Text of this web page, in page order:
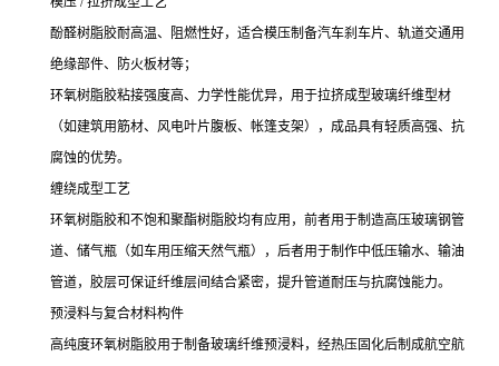
酚醛树脂胶耐高温、阻燃性好，适合模压制备汽车刹车片、轨道交通用
绝缘部件、防火板材等；
环氧树脂胶粘接强度高、力学性能优异，用于拉挤成型玻璃纤维型材
（如建筑用筋材、风电叶片腹板、帐篷支架），成品具有轻质高强、抗
腐蚀的优势。
缠绕成型工艺
环氧树脂胶和不饱和聚酯树脂胶均有应用，前者用于制造高压玻璃钢管
道、储气瓶（如车用压缩天然气瓶），后者用于制作中低压输水、输油
管道，胶层可保证纤维层间结合紧密，提升管道耐压与抗腐蚀能力。
预浸料与复合材料构件
高纯度环氧树脂胶用于制备玻璃纤维预浸料，经热压固化后制成航空航